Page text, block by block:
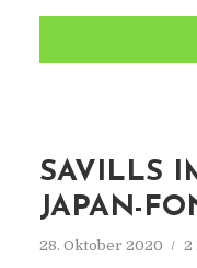
SAVILLS
JAPAN-
28. Oktober 2020 2